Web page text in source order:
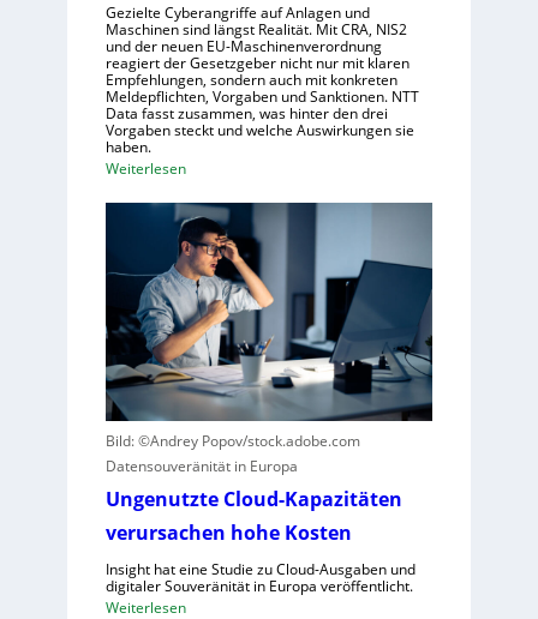
m
e
n
s
c
h
a
f
f
ü
r
R
o
o
t
i
k
e
r
ü
d
e
Gezielte Cyberangriffe auf Anlagen und
Maschinen sind längst Realität. Mit CRA, NIS2
und der neuen EU-Maschinenverordnung
reagiert der Gesetzgeber nicht nur mit klaren
Empfehlungen, sondern auch mit konkreten
Meldepflichten, Vorgaben und Sanktionen. NTT
Data fasst zusammen, was hinter den drei
Vorgaben steckt und welche Auswirkungen sie
haben.
Weiterlesen:
i
n
k
u
r
z
e
r
B
l
i
c
k
a
u
f
Bild: ©Andrey Popov/stock.adobe.com
Datensouveränität in Europa
Ungenutzte Cloud-Kapazitäten
verursachen hohe Kosten
Insight hat eine Studie zu Cloud-Ausgaben und
digitaler Souveränität in Europa veröffentlicht.
Weiterlesen: